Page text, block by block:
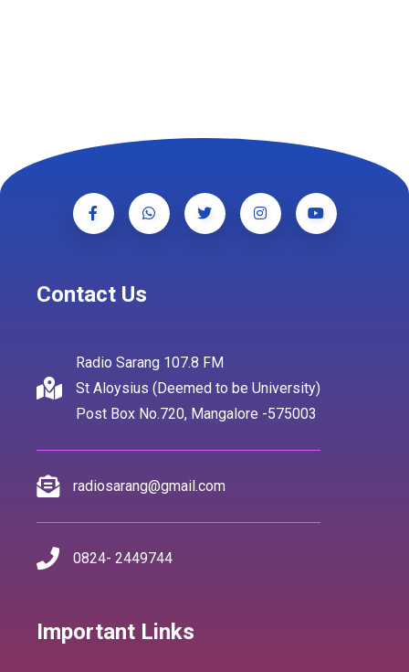
Contact Us
Radio Sarang 107.8 FM
St Aloysius (Deemed to be University)
Post Box No.720, Mangalore -575003
radiosarang@gmail.com
0824- 2449744
Important Links